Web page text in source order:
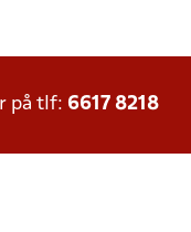
på tlf: 6617 8218